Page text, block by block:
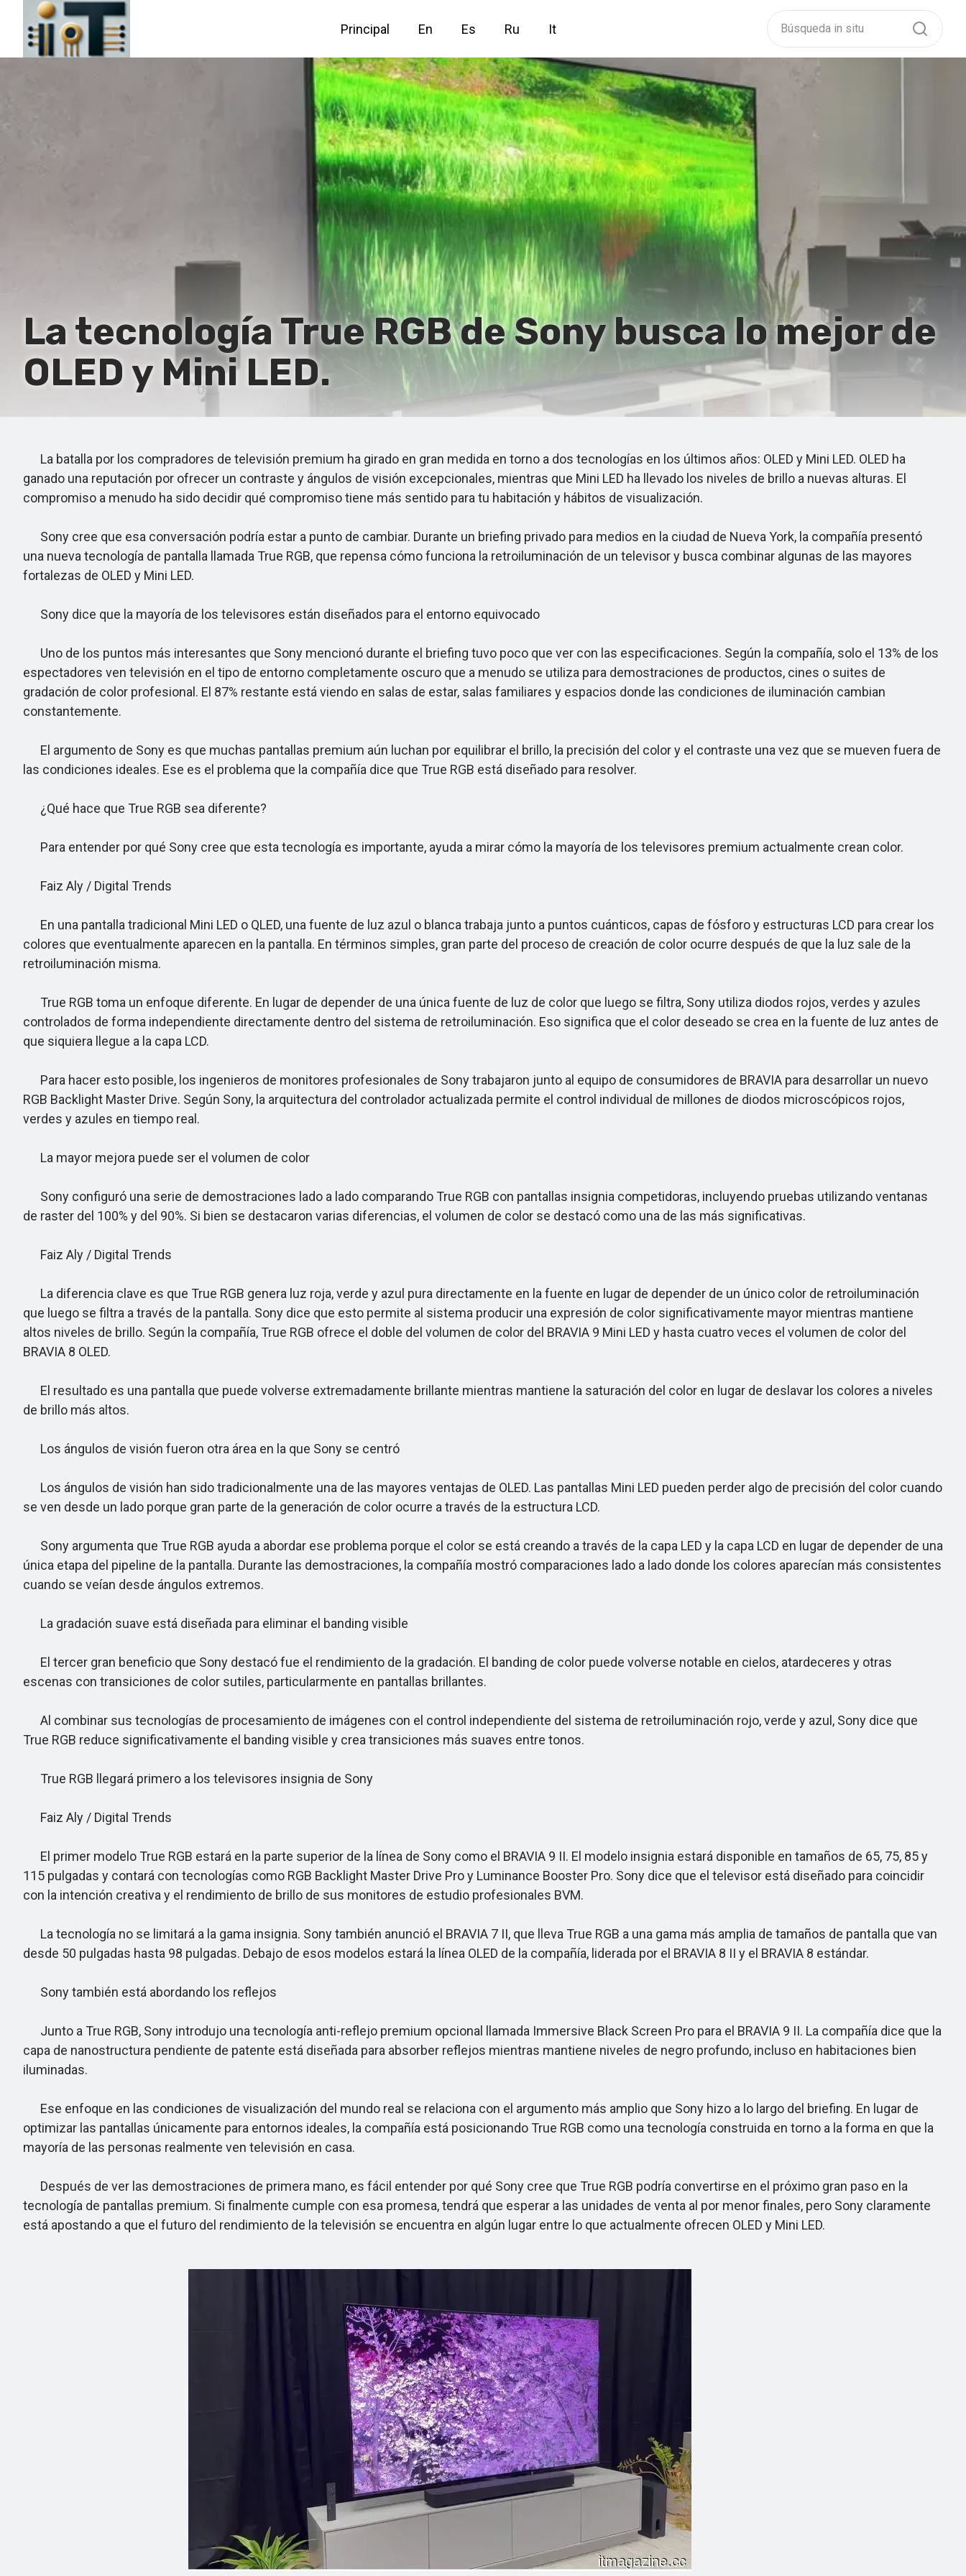
Principal En Es Ru It
La tecnología True RGB de Sony busca lo mejor de
OLED y Mini LED.
La batalla por los compradores de televisión premium ha girado en gran medida en torno a dos tecnologías en los últimos años: OLED y Mini LED. OLED ha
ganado una reputación por ofrecer un contraste y ángulos de visión excepcionales, mientras que Mini LED ha llevado los niveles de brillo a nuevas alturas. El
compromiso a menudo ha sido decidir qué compromiso tiene más sentido para tu habitación y hábitos de visualización.
Sony cree que esa conversación podría estar a punto de cambiar. Durante un briefing privado para medios en la ciudad de Nueva York, la compañía presentó
una nueva tecnología de pantalla llamada True RGB, que repensa cómo funciona la retroiluminación de un televisor y busca combinar algunas de las mayores
fortalezas de OLED y Mini LED.
Sony dice que la mayoría de los televisores están diseñados para el entorno equivocado
Uno de los puntos más interesantes que Sony mencionó durante el briefing tuvo poco que ver con las especificaciones. Según la compañía, solo el 13% de los
espectadores ven televisión en el tipo de entorno completamente oscuro que a menudo se utiliza para demostraciones de productos, cines o suites de
gradación de color profesional. El 87% restante está viendo en salas de estar, salas familiares y espacios donde las condiciones de iluminación cambian
constantemente.
El argumento de Sony es que muchas pantallas premium aún luchan por equilibrar el brillo, la precisión del color y el contraste una vez que se mueven fuera de
las condiciones ideales. Ese es el problema que la compañía dice que True RGB está diseñado para resolver.
¿Qué hace que True RGB sea diferente?
Para entender por qué Sony cree que esta tecnología es importante, ayuda a mirar cómo la mayoría de los televisores premium actualmente crean color.
Faiz Aly / Digital Trends
En una pantalla tradicional Mini LED o QLED, una fuente de luz azul o blanca trabaja junto a puntos cuánticos, capas de fósforo y estructuras LCD para crear los
colores que eventualmente aparecen en la pantalla. En términos simples, gran parte del proceso de creación de color ocurre después de que la luz sale de la
retroiluminación misma.
True RGB toma un enfoque diferente. En lugar de depender de una única fuente de luz de color que luego se filtra, Sony utiliza diodos rojos, verdes y azules
controlados de forma independiente directamente dentro del sistema de retroiluminación. Eso significa que el color deseado se crea en la fuente de luz antes de
que siquiera llegue a la capa LCD.
Para hacer esto posible, los ingenieros de monitores profesionales de Sony trabajaron junto al equipo de consumidores de BRAVIA para desarrollar un nuevo
RGB Backlight Master Drive. Según Sony, la arquitectura del controlador actualizada permite el control individual de millones de diodos microscópicos rojos,
verdes y azules en tiempo real.
La mayor mejora puede ser el volumen de color
Sony configuró una serie de demostraciones lado a lado comparando True RGB con pantallas insignia competidoras, incluyendo pruebas utilizando ventanas
de raster del 100% y del 90%. Si bien se destacaron varias diferencias, el volumen de color se destacó como una de las más significativas.
Faiz Aly / Digital Trends
La diferencia clave es que True RGB genera luz roja, verde y azul pura directamente en la fuente en lugar de depender de un único color de retroiluminación
que luego se filtra a través de la pantalla. Sony dice que esto permite al sistema producir una expresión de color significativamente mayor mientras mantiene
altos niveles de brillo. Según la compañía, True RGB ofrece el doble del volumen de color del BRAVIA 9 Mini LED y hasta cuatro veces el volumen de color del
BRAVIA 8 OLED.
El resultado es una pantalla que puede volverse extremadamente brillante mientras mantiene la saturación del color en lugar de deslavar los colores a niveles
de brillo más altos.
Los ángulos de visión fueron otra área en la que Sony se centró
Los ángulos de visión han sido tradicionalmente una de las mayores ventajas de OLED. Las pantallas Mini LED pueden perder algo de precisión del color cuando
se ven desde un lado porque gran parte de la generación de color ocurre a través de la estructura LCD.
Sony argumenta que True RGB ayuda a abordar ese problema porque el color se está creando a través de la capa LED y la capa LCD en lugar de depender de una
única etapa del pipeline de la pantalla. Durante las demostraciones, la compañía mostró comparaciones lado a lado donde los colores aparecían más consistentes
cuando se veían desde ángulos extremos.
La gradación suave está diseñada para eliminar el banding visible
El tercer gran beneficio que Sony destacó fue el rendimiento de la gradación. El banding de color puede volverse notable en cielos, atardeceres y otras
escenas con transiciones de color sutiles, particularmente en pantallas brillantes.
Al combinar sus tecnologías de procesamiento de imágenes con el control independiente del sistema de retroiluminación rojo, verde y azul, Sony dice que
True RGB reduce significativamente el banding visible y crea transiciones más suaves entre tonos.
True RGB llegará primero a los televisores insignia de Sony
Faiz Aly / Digital Trends
El primer modelo True RGB estará en la parte superior de la línea de Sony como el BRAVIA 9 II. El modelo insignia estará disponible en tamaños de 65, 75, 85 y
115 pulgadas y contará con tecnologías como RGB Backlight Master Drive Pro y Luminance Booster Pro. Sony dice que el televisor está diseñado para coincidir
con la intención creativa y el rendimiento de brillo de sus monitores de estudio profesionales BVM.
La tecnología no se limitará a la gama insignia. Sony también anunció el BRAVIA 7 II, que lleva True RGB a una gama más amplia de tamaños de pantalla que van
desde 50 pulgadas hasta 98 pulgadas. Debajo de esos modelos estará la línea OLED de la compañía, liderada por el BRAVIA 8 II y el BRAVIA 8 estándar.
Sony también está abordando los reflejos
Junto a True RGB, Sony introdujo una tecnología anti-reflejo premium opcional llamada Immersive Black Screen Pro para el BRAVIA 9 II. La compañía dice que la
capa de nanostructura pendiente de patente está diseñada para absorber reflejos mientras mantiene niveles de negro profundo, incluso en habitaciones bien
iluminadas.
Ese enfoque en las condiciones de visualización del mundo real se relaciona con el argumento más amplio que Sony hizo a lo largo del briefing. En lugar de
optimizar las pantallas únicamente para entornos ideales, la compañía está posicionando True RGB como una tecnología construida en torno a la forma en que la
mayoría de las personas realmente ven televisión en casa.
Después de ver las demostraciones de primera mano, es fácil entender por qué Sony cree que True RGB podría convertirse en el próximo gran paso en la
tecnología de pantallas premium. Si finalmente cumple con esa promesa, tendrá que esperar a las unidades de venta al por menor finales, pero Sony claramente
está apostando a que el futuro del rendimiento de la televisión se encuentra en algún lugar entre lo que actualmente ofrecen OLED y Mini LED.